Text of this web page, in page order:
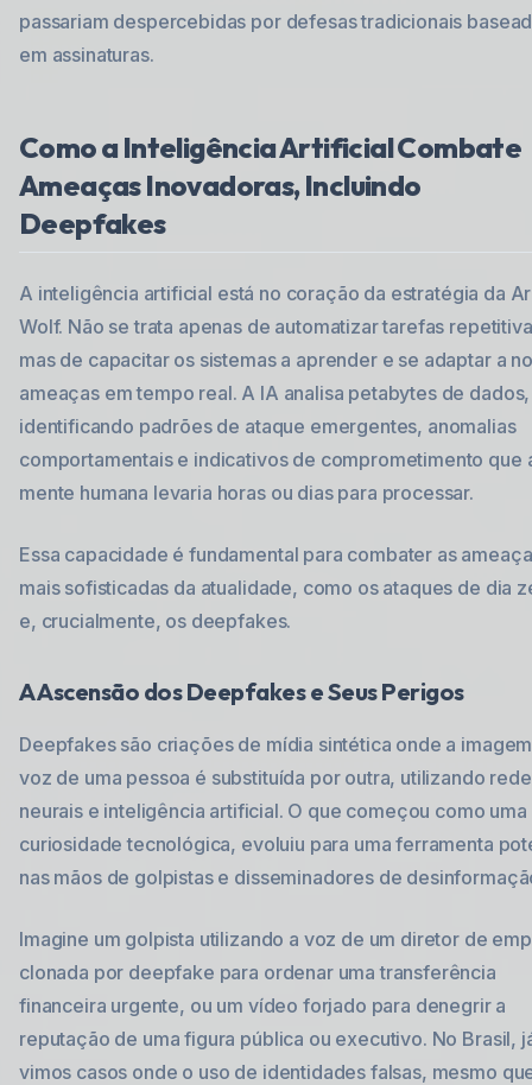
passariam despercebidas por defesas tradicionais
em assinaturas.
Como a Inteligência Artificial Combate
Ameaças Inovadoras, Incluindo
Deepfakes
A inteligência artificial está no coração da estratégia da
Wolf. Não se trata apenas de automatizar tarefas
mas de capacitar os sistemas a aprender e se adaptar a
ameaças em tempo real. A IA analisa petabytes de dados,
identificando padrões de ataque emergentes, anomalias
comportamentais e indicativos de comprometimento que
mente humana levaria horas ou dias para processar.
Essa capacidade é fundamental para combater as
mais sofisticadas da atualidade, como os ataques de dia
e, crucialmente, os deepfakes.
A Ascensão dos Deepfakes e Seus Perigos
Deepfakes são criações de mídia sintética onde a
voz de uma pessoa é substituída por outra, utilizando
neurais e inteligência artificial. O que começou como uma
curiosidade tecnológica, evoluiu para uma ferramenta
nas mãos de golpistas e disseminadores de
Imagine um golpista utilizando a voz de um diretor de
clonada por deepfake para ordenar uma transferência
financeira urgente, ou um vídeo forjado para denegrir a
reputação de uma figura pública ou executivo. No Brasil,
vimos casos onde o uso de identidades falsas, mesmo